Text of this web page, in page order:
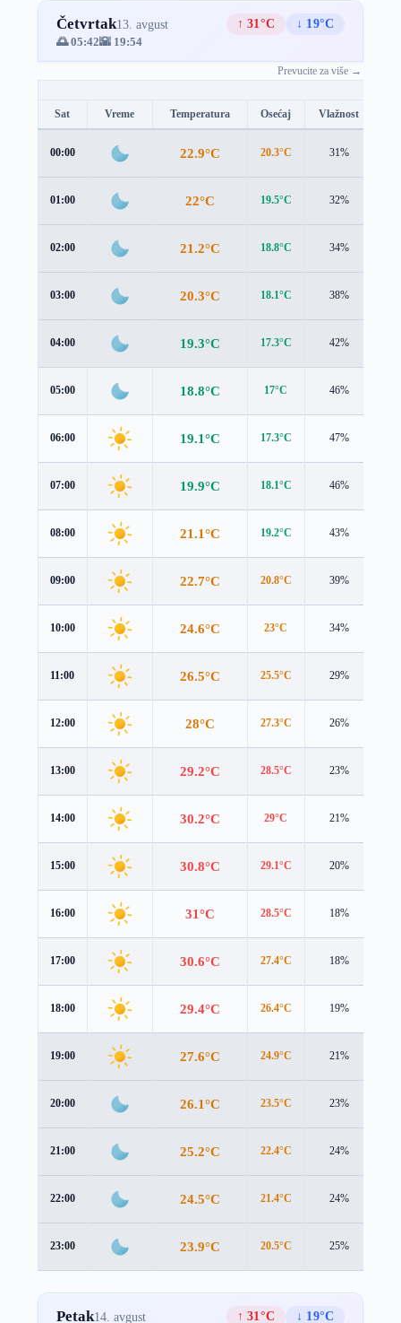
Četvrtak13. avgust ↑ 31°C
↓ 19°C
🌅 05:42🌇 19:54
Prevucite za više →
Sat Vreme Temperatura Osećaj Vlažnost
00:00 22.9°C 20.3°C 31%
01:00 22°C 19.5°C 32%
02:00 21.2°C 18.8°C 34%
03:00 20.3°C 18.1°C 38%
04:00 19.3°C 17.3°C 42%
05:00 18.8°C 17°C 46%
06:00 19.1°C 17.3°C 47%
07:00 19.9°C 18.1°C 46%
08:00 21.1°C 19.2°C 43%
09:00 22.7°C 20.8°C 39%
10:00 24.6°C 23°C 34%
11:00 26.5°C 25.5°C 29%
12:00 28°C 27.3°C 26%
13:00 29.2°C 28.5°C 23%
14:00 30.2°C 29°C 21%
15:00 30.8°C 29.1°C 20%
16:00 31°C 28.5°C 18%
17:00 30.6°C 27.4°C 18%
18:00 29.4°C 26.4°C 19%
19:00 27.6°C 24.9°C 21%
20:00 26.1°C 23.5°C 23%
21:00 25.2°C 22.4°C 24%
22:00 24.5°C 21.4°C 24%
23:00 23.9°C 20.5°C 25%
Petak14. avgust ↑ 31°C ↓ 19°C